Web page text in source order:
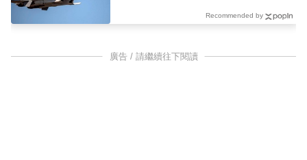
Recommended by
廣告 / 請繼續往下閱讀